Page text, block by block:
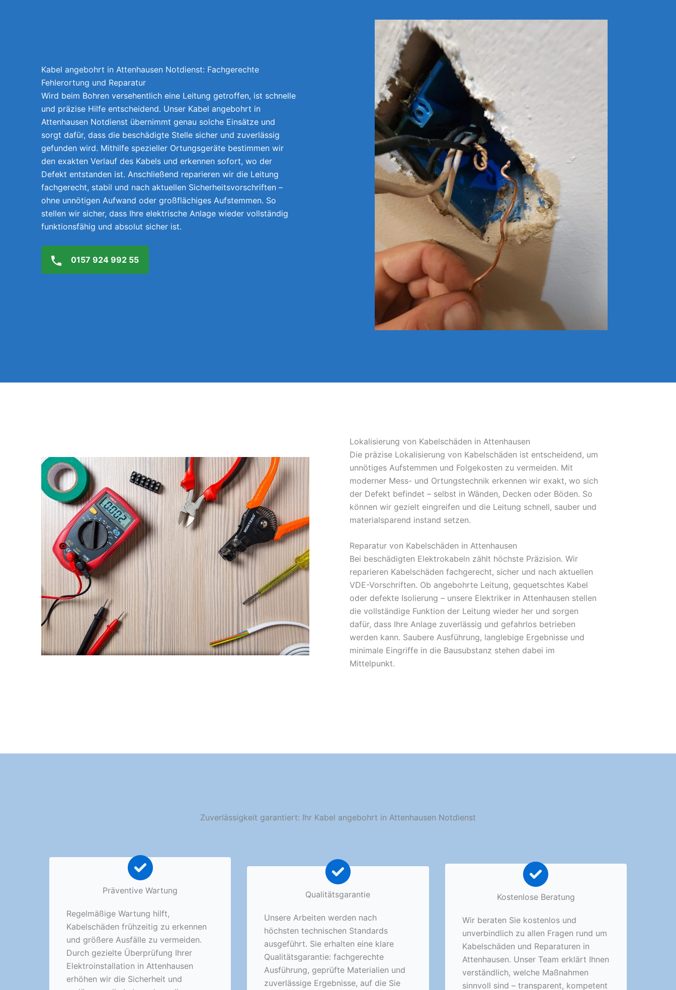
Kabel angebohrt in Attenhausen Notdienst: Fachgerechte
Fehlerortung und Reparatur
Wird beim Bohren versehentlich eine Leitung getroffen, ist schnelle
und präzise Hilfe entscheidend. Unser Kabel angebohrt in
Attenhausen Notdienst übernimmt genau solche Einsätze und
sorgt dafür, dass die beschädigte Stelle sicher und zuverlässig
gefunden wird. Mithilfe spezieller Ortungsgeräte bestimmen wir
den exakten Verlauf des Kabels und erkennen sofort, wo der
Defekt entstanden ist. Anschließend reparieren wir die Leitung
fachgerecht, stabil und nach aktuellen Sicherheitsvorschriften –
ohne unnötigen Aufwand oder großflächiges Aufstemmen. So
stellen wir sicher, dass Ihre elektrische Anlage wieder vollständig
funktionsfähig und absolut sicher ist.
0157 924 992 55
Lokalisierung von Kabelschäden in Attenhausen
Die präzise Lokalisierung von Kabelschäden ist entscheidend, um
unnötiges Aufstemmen und Folgekosten zu vermeiden. Mit
moderner Mess- und Ortungstechnik erkennen wir exakt, wo sich
der Defekt befindet – selbst in Wänden, Decken oder Böden. So
können wir gezielt eingreifen und die Leitung schnell, sauber und
materialsparend instand setzen.
Reparatur von Kabelschäden in Attenhausen
Bei beschädigten Elektrokabeln zählt höchste Präzision. Wir
reparieren Kabelschäden fachgerecht, sicher und nach aktuellen
VDE-Vorschriften. Ob angebohrte Leitung, gequetschtes Kabel
oder defekte Isolierung – unsere Elektriker in Attenhausen stellen
die vollständige Funktion der Leitung wieder her und sorgen
dafür, dass Ihre Anlage zuverlässig und gefahrlos betrieben
werden kann. Saubere Ausführung, langlebige Ergebnisse und
minimale Eingriffe in die Bausubstanz stehen dabei im
Mittelpunkt.
Zuverlässigkeit garantiert: Ihr Kabel angebohrt in Attenhausen Notdienst
Präventive Wartung
Regelmäßige Wartung hilft,
Kabelschäden frühzeitig zu erkennen
und größere Ausfälle zu vermeiden.
Durch gezielte Überprüfung Ihrer
Elektroinstallation in Attenhausen
erhöhen wir die Sicherheit und
Qualitätsgarantie
Unsere Arbeiten werden nach
höchsten technischen Standards
ausgeführt. Sie erhalten eine klare
Qualitätsgarantie: fachgerechte
Ausführung, geprüfte Materialien und
zuverlässige Ergebnisse, auf die Sie
Kostenlose Beratung
Wir beraten Sie kostenlos und
unverbindlich zu allen Fragen rund um
Kabelschäden und Reparaturen in
Attenhausen. Unser Team erklärt Ihnen
verständlich, welche Maßnahmen
sinnvoll sind – transparent, kompetent